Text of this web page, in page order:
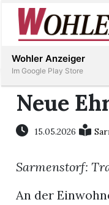
Immobilien
Stellen
Neue
15.05.2026
Sarmenstorf:
An der
Wohler Anzeiger
Im Google Play Store